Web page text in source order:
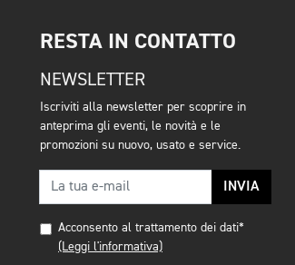
RESTA IN CONTATTO
NEWSLETTER
Iscriviti alla newsletter per scoprire in
anteprima gli eventi, le novità e le
promozioni su nuovo, usato e service.
INVIA
Acconsento al trattamento dei dati*
(Leggi l'informativa)